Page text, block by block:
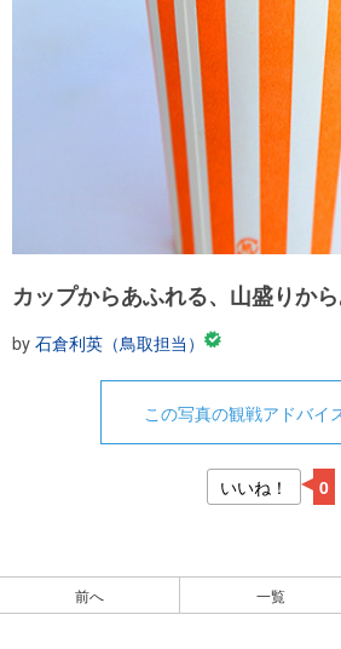
カップからあふれる、山盛りから
by 石倉利英（鳥取担当）
この写真の観戦アドバイ
いいね！ 0
前へ 一覧